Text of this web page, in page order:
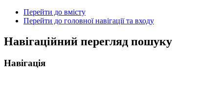
Перейти до вмісту
Перейти до головної навігації та входу
Навігаційний перегляд пошуку
Навігація